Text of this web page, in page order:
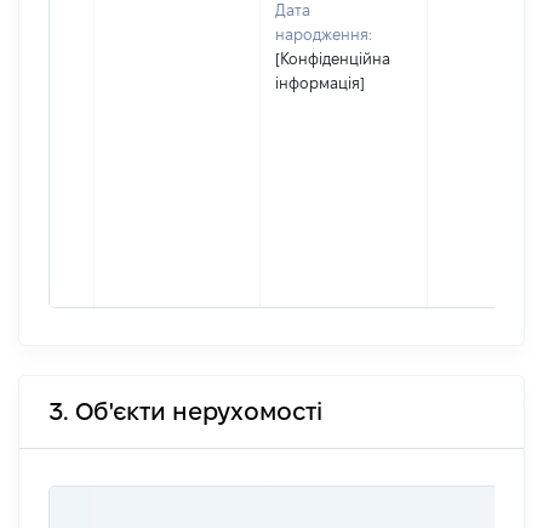
Дата
народження:
[Конфіденційна
інформація]
3. Об'єкти нерухомості